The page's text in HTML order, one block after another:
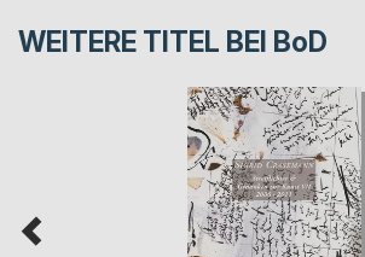
WEITERE TITEL BEI BoD